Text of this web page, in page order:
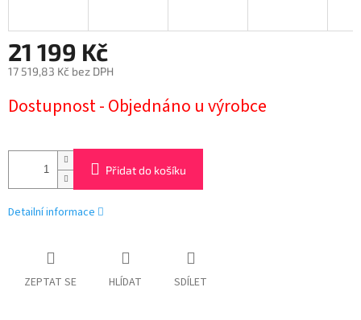
21 199 Kč
17 519,83 Kč bez DPH
cena:
Dostupnost - Objednáno u výrobce
Přidat do košíku
Detailní informace
ZEPTAT SE HLÍDAT SDÍLET